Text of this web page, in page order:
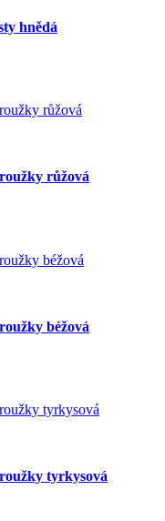
hnědá
růžová
béžová
tyrkysová